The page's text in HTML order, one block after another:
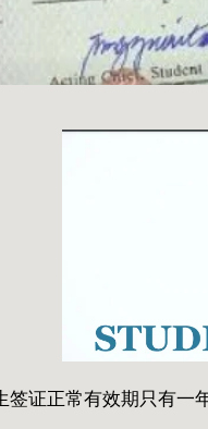
签证正常有效期只有一